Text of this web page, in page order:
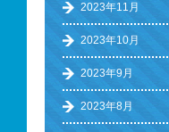
2023年11月
2023年10月
2023年9月
2023年8月